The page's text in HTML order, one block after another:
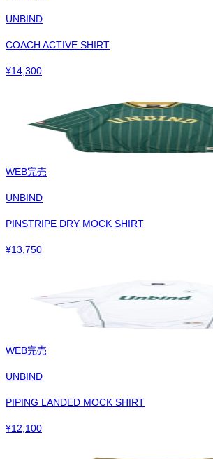
UNBIND
COACH ACTIVE SHIRT
¥14,300
WEB完売
UNBIND
PINSTRIPE DRY MOCK SHIRT
¥13,750
WEB完売
UNBIND
PIPING LANDED MOCK SHIRT
¥12,100